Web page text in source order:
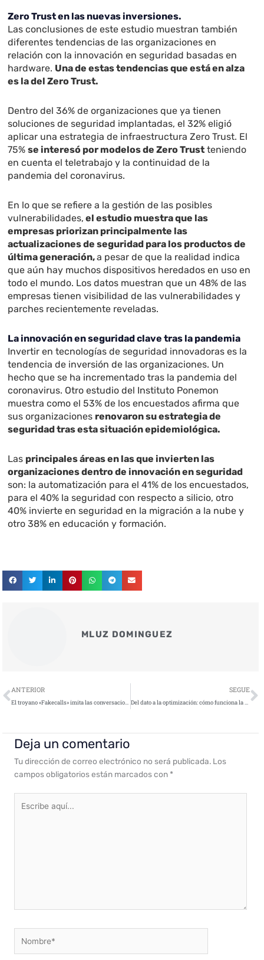
Zero Trust en las nuevas inversiones.
Las conclusiones de este estudio muestran también
diferentes tendencias de las organizaciones en
relación con la innovación en seguridad basadas en
hardware. Una de estas tendencias que está en alza
es la del Zero Trust.
Dentro del 36% de organizaciones que ya tienen
soluciones de seguridad implantadas, el 32% eligió
aplicar una estrategia de infraestructura Zero Trust. El
75%se interesó por modelos de Zero Trust teniendo
en cuenta el teletrabajo y la continuidad de la
pandemia del coronavirus.
En lo que se refiere a la gestión de las posibles
vulnerabilidades, el estudio muestra que las
empresas priorizan principalmente las
actualizaciones de seguridad para los productos de
última generación,a pesar de que la realidad indica
que aún hay muchos dispositivos heredados en uso en
todo el mundo. Los datos muestran que un 48% de las
empresas tienen visibilidad de las vulnerabilidades y
parches recientemente reveladas.
La innovación en seguridad clave tras la pandemia
Invertir en tecnologías de seguridad innovadoras es la
tendencia de inversión de las organizaciones. Un
hecho que se ha incrementado tras la pandemia del
coronavirus. Otro estudio del Instituto Ponemon
muestra como el 53% de los encuestados afirma que
sus organizaciones renovaron su estrategia de
seguridad tras esta situación epidemiológica.
Las principales áreas en las que invierten las
organizaciones dentro de innovación en seguridad
son: la automatización para el 41% de los encuestados,
para el 40% la seguridad con respecto a silicio, otro
40% invierte en seguridad en la migración a la nube y
otro 38% en educación y formación.
MLUZ DOMINGUEZ
Ant
ANTERIOR
El troyano «Fakecalls» imita las conversaciones telefónicas con empleados de banco
SEGUE
Del dato a la optimización: cómo funciona la Minería de Procesos en cuatro pasos
Deja un comentario
Tu dirección de correo electrónico no será publicada. Los
campos obligatorios están marcados con *
aquí...